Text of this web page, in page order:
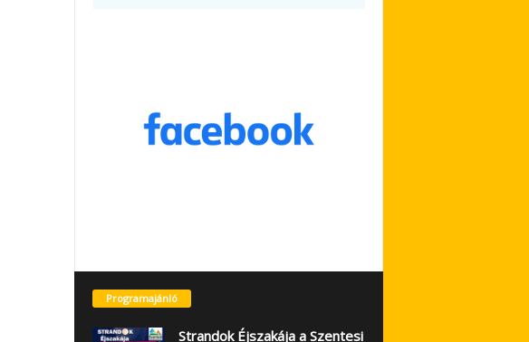
Programajánló
Strandok Éjszakája a Szentesi